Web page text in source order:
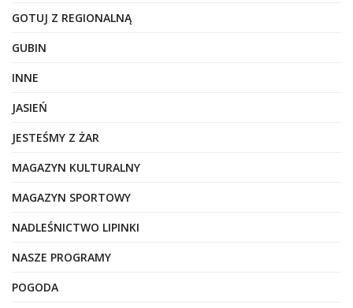
GOTUJ Z REGIONALNĄ
GUBIN
INNE
JASIEŃ
JESTEŚMY Z ŻAR
MAGAZYN KULTURALNY
MAGAZYN SPORTOWY
NADLEŚNICTWO LIPINKI
NASZE PROGRAMY
POGODA